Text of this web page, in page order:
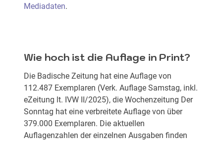
Mediadaten.
Wie hoch ist die Auflage in Print?
Die Badische Zeitung hat eine Auflage von
112.487 Exemplaren (Verk. Auflage Samstag, inkl.
eZeitung lt. IVW II/2025), die Wochenzeitung Der
Sonntag hat eine verbreitete Auflage von über
379.000 Exemplaren. Die aktuellen
Auflagenzahlen der einzelnen Ausgaben finden